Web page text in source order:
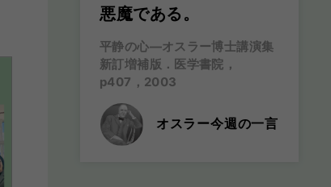
悪魔である。
平静の心―オスラー博士講演集
新訂増補版．医学書院，
p407，2003
オスラー今週の一言